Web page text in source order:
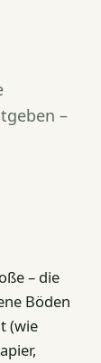
–
– die
Böden
(wie